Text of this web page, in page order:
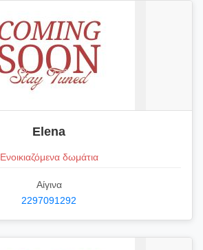
Elena
Ενοικιαζόμενα δωμάτια
Αίγινα
2297091292